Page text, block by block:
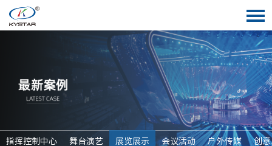
指挥控制中心 舞台演艺 展览展示 会议活动 户外传媒 创